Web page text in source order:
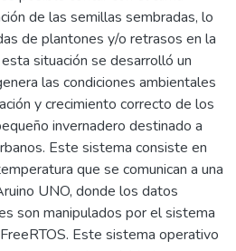
de las semillas sembradas, lo
de plantones y/o retrasos en la
situación se desarrolló un
las condiciones ambientales
y crecimiento correcto de los
invernadero destinado a
Este sistema consiste en
que se comunican a una
UNO, donde los datos
son manipulados por el sistema
Este sistema operativo